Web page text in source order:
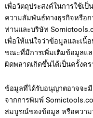
เพื่อวัตถุประสงค์ในการใช้เ
ความสัมพันธ์ทางธุรกิจหรือ
ท่านและบริษัท
เพื่อให้แน่ใจว่าข้อมูลและเนื้
ขณะที่มีการเพิ่มเติมข้อมูลแล
ผิดพลาดเกิดขึ้นได้เป็นครั้งคร
ข้อมูลที่ได้รับอนุญาตอาจจะ
จากการพิมพ์
สมบูรณ์ของข้อมูล หรือความ